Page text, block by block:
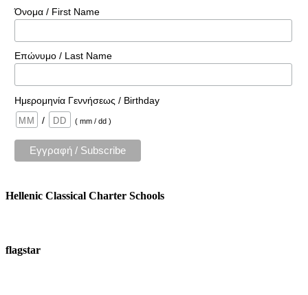
Όνομα / First Name
Επώνυμο / Last Name
Ημερομηνία Γεννήσεως / Birthday
/
( mm / dd )
Hellenic Classical Charter Schools
flagstar